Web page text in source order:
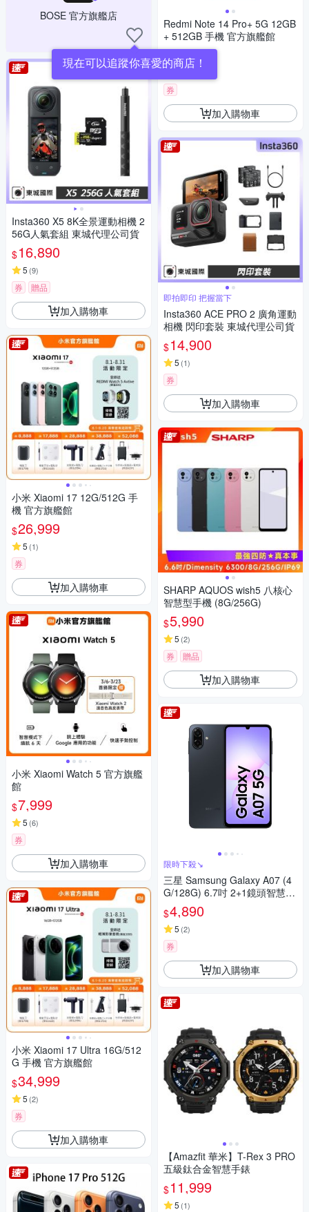
BOSE 官方旗艦店
現在可以追蹤你喜愛的商店！
Insta360 X5 8K全景運動相機 2
56G人氣套組 東城代理公司貨
$16,890
5 (9)
券 贈品
加入購物車
小米 Xiaomi 17 12G/512G 手
機 官方旗艦館
$26,999
5 (1)
券
加入購物車
小米 Xiaomi Watch 5 官方旗艦
館
$7,999
5 (6)
券
加入購物車
小米 Xiaomi 17 Ultra 16G/512
G 手機 官方旗艦館
$34,999
5 (2)
券
加入購物車
Redmi Note 14 Pro+ 5G 12GB
+ 512GB 手機 官方旗艦館
$8,999
5
券
加入購物車
即拍即印 把握當下
Insta360 ACE PRO 2 廣角運動
相機 閃印套裝 東城代理公司貨
$14,900
5 (1)
券
加入購物車
SHARP AQUOS wish5 八核心
智慧型手機 (8G/256G)
$5,990
5 (2)
券 贈品
加入購物車
限時下殺↘
三星 Samsung Galaxy A07 (4
G/128G) 6.7吋 2+1鏡頭智慧手
$4,890
5 (2)
券
加入購物車
【Amazfit 華米】T-Rex 3 PRO
五級鈦合金智慧手錶
$11,999
5 (1)